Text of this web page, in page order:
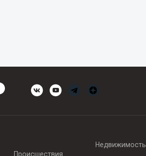
Происшествия
Недвижимость